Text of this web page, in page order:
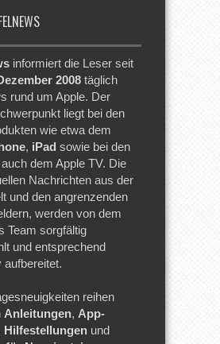
informiert die Leser seit
2008 täglich
rund um Apple. Der
liegt bei den
wie etwa dem
, iPad sowie bei den
dem Apple TV. Die
Nachrichten aus der
und den angrenzenden
werden von dem
Team sorgfältig
und entsprechend
aufbereitet.
reihen
Anleitungen, App-
Hilfestellungen und